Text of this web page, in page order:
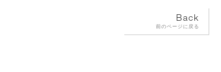
Back
前のページに戻る